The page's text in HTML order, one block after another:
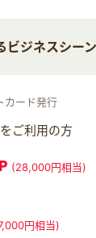
ジネスシー
カード発行
ご利用の方
P (28,000円相当)
円相当)